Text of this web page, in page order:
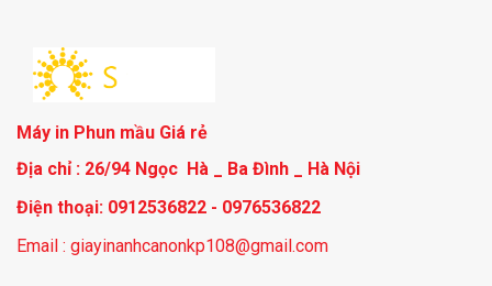
Máy in Phun mầu Giá rẻ
Địa chỉ : 26/94 Ngọc Hà _ Ba Đình _ Hà Nội
Điện thoại: 0912536822 - 0976536822
Email : giayinanhcanonkp108@gmail.com